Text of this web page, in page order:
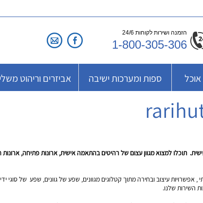
הזמנה ושירות לקוחות 24/6
1-800-305-306
אוכל ספות ומערכות ישיבה אביזרים וריהוט
תוכלו למצוא מגוון עצום של רהיטים בהתאמה אישית, ארונות פתיחה, ארונות
, אפשרויות עיצוב ובחירה מתוך קטלוגים מגוונים, שפע של גוונים, שפע של סוגי
השירות שלנו.